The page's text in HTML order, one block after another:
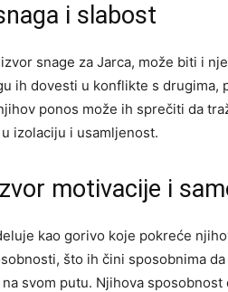
i slabost
snage za Jarca, može biti i
ih dovesti u konflikte s drugima,
ponos može ih sprečiti da
izolaciju i usamljenost.
motivacije i
kao gorivo koje pokreće
što ih čini sposobnima
svom putu. Njihova